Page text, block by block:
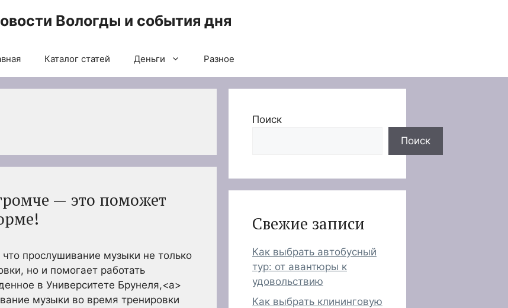
Вологды и события дня
Каталог статей Деньги Разное
— это поможет
прослушивание музыки не только
но и помогает работать
в Университете Брунеля,<a>
музыки во время тренировки
Поиск
Поиск
Свежие записи
Как выбрать автобусный
тур: от авантюры к
удовольствию
Как выбрать клининговую